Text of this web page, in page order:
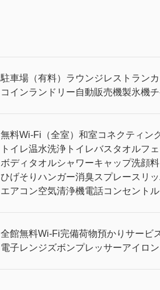
駐車場（有料） ラウンジレストラン
コインランドリー自動販売機製氷機
無料Wi-Fi（全室） 和室コネクティン
トイレ温水洗浄トイレバスタオルフ
ボディタオルシャワーキャップ洗顔料
ひげそり ハンガー消臭スプレースリ
エアコン空気清浄機電話コンセント
全館無料Wi-Fi完備荷物預かりサービ
電子レンジズボンプレッサーアイロ